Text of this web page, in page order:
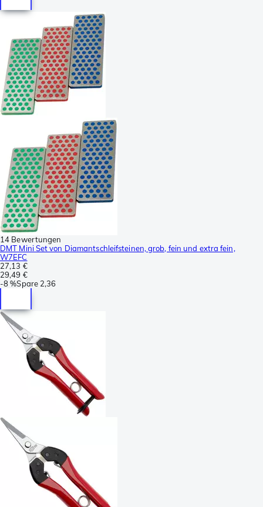
14 Bewertungen
DMT Mini Set von Diamantschleifsteinen, grob, fein und extra fein,
W7EFC
27,13 €
29,49 €
-8 %Spare 2,36